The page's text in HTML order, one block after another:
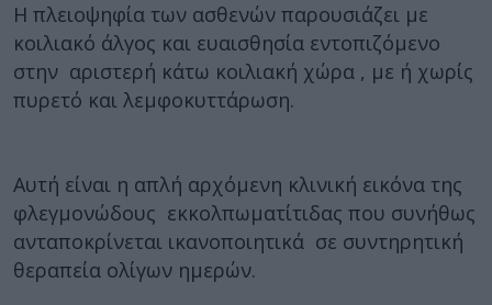
Η πλειοψηφία των ασθενών παρουσιάζει με
κοιλιακό άλγος και ευαισθησία εντοπιζόμενο
στην αριστερή κάτω κοιλιακή χώρα , με ή χωρίς
πυρετό και λεμφοκυττάρωση.
Αυτή είναι η απλή αρχόμενη κλινική εικόνα της
φλεγμονώδους εκκολπωματίτιδας που συνήθως
ανταποκρίνεται ικανοποιητικά σε συντηρητική
θεραπεία ολίγων ημερών.